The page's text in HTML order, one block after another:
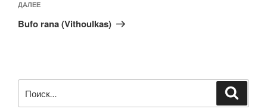
Следующая
запись
ДАЛЕЕ
Bufo rana (Vithoulkas)